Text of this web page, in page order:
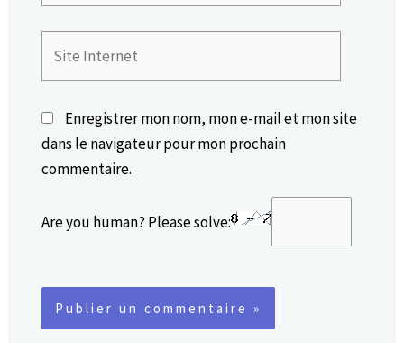
Internet
Enregistrer mon nom, mon e-mail et mon site
dans le navigateur pour mon prochain
commentaire.
Are you human? Please solve: